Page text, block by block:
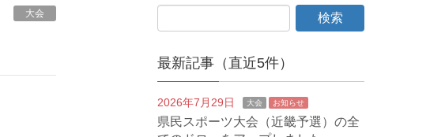
大会
最新記事（直近5件）
2026年7月29日 大会 お知らせ
県民スポーツ大会（近畿予選）の全